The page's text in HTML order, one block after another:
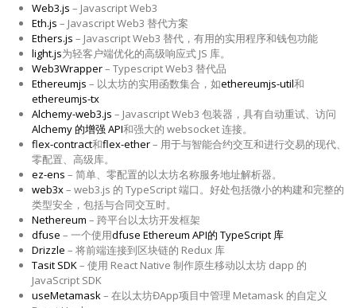
Web3.js – Javascript Web3
Eth.js – Javascript Web3 替代方案
Ethers.js – Javascript Web3 替代，有用的实用程序和钱包功能
light.js为轻客户端优化的高级响应式 JS 库。
Web3Wrapper– Typescript Web3 替代品
Ethereumjs – 以太坊的实用函数集合，如ethereumjs-util和
ethereumjs-tx
Alchemy-web3.js – Javascript Web3 包装器，具有自动重试、访问
Alchemy 的增强 API和强大的 websocket 连接。
flex-contract和flex-ether– 用于与智能合约交互和进行交易的现代、
零配置、高级库。
ez-ens – 简单、零配置的以太坊名称服务地址解析器。
web3x– web3.js 的 TypeScript 端口。好处包括微小的构建和完整的
类型安全，包括与合同交互时。
Nethereum – 跨平台以太坊开发框架
dfuse – 一个使用dfuse Ethereum API的 TypeScript 库
Drizzle – 将前端连接到区块链的 Redux 库
Tasit SDK– 使用 React Native 制作原生移动以太坊 dapp 的
JavaScript SDK
useMetamask– 在以太坊ĐApp项目中管理 Metamask 的自定义